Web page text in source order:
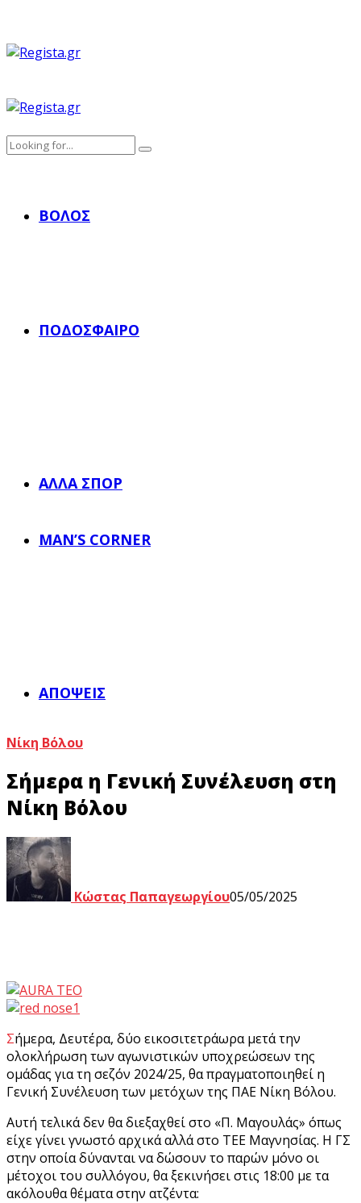
ΒΌΛΟΣ
ΠΟΔΌΣΦΑΙΡΟ
ΆΛΛΑ ΣΠΟΡ
MAN’S CORNER
ΑΠΌΨΕΙΣ
Νίκη Βόλου
Σήμερα η Γενική Συνέλευση στη
Νίκη Βόλου
Κώστας Παπαγεωργίου05/05/2025
Σήμερα, Δευτέρα, δύο εικοσιτετράωρα μετά την
ολοκλήρωση των αγωνιστικών υποχρεώσεων της
ομάδας για τη σεζόν 2024/25, θα πραγματοποιηθεί η
Γενική Συνέλευση των μετόχων της ΠΑΕ Νίκη Βόλου.
Αυτή τελικά δεν θα διεξαχθεί στο «Π. Μαγουλάς» όπως
είχε γίνει γνωστό αρχικά αλλά στο ΤΕΕ Μαγνησίας. Η ΓΣ
στην οποία δύνανται να δώσουν το παρών μόνο οι
μέτοχοι του συλλόγου, θα ξεκινήσει στις 18:00 με τα
ακόλουθα θέματα στην ατζέντα: